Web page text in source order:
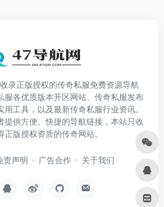
录正版授权的传奇私服免费资源导航
服各优质版本开区网站、传奇私服发布
工具，以及最新传奇私服行业资讯。
提供方便、快捷的导航链接，本站只收
正版授权资质的传奇网站。
责声明 广告合作 关于我们